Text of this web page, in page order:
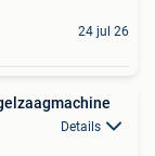
24 jul 26
Details